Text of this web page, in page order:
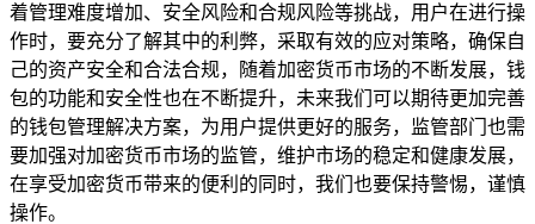
着管理难度增加、安全风险和合规风险等挑战，用户在进行操
作时，要充分了解其中的利弊，采取有效的应对策略，确保自
己的资产安全和合法合规，随着加密货币市场的不断发展，钱
包的功能和安全性也在不断提升，未来我们可以期待更加完善
的钱包管理解决方案，为用户提供更好的服务，监管部门也需
要加强对加密货币市场的监管，维护市场的稳定和健康发展，
在享受加密货币带来的便利的同时，我们也要保持警惕，谨慎
操作。